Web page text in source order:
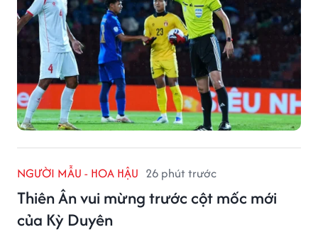
NGƯỜI MẪU - HOA HẬU 26 phút trước
Thiên Ân vui mừng trước cột mốc mới
của Kỳ Duyên